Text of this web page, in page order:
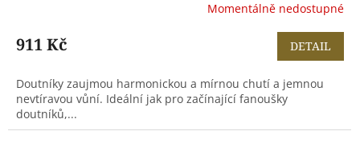
Momentálně nedostupné
911 Kč DETAIL
Doutníky zaujmou harmonickou a mírnou chutí a jemnou
nevtíravou vůní. Ideální jak pro začínající fanoušky
doutníků,...